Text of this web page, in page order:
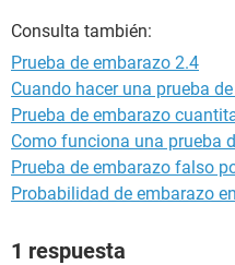
Consulta también:
Prueba de embarazo 2.4
Cuando hacer una prueba
Prueba de embarazo
Como funciona una prueba
Prueba de embarazo falso
Probabilidad de embarazo
1 respuesta